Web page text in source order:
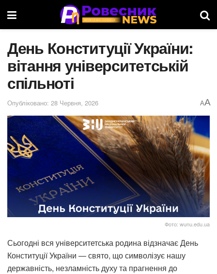
День Конституції України:
вітання університетській
спільноті
Опубліковано: 28 Червня, 2026 AA
Фото: wunu.edu.ua
Сьогодні вся університетська родина відзначає День
Конституції України — свято, що символізує нашу
державність, незламність духу та прагнення до